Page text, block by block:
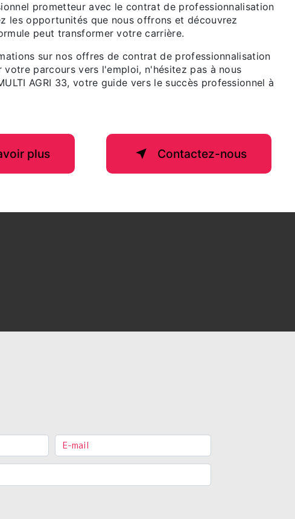
prometteur avec le contrat de professionnalisation
les opportunités que nous offrons et découvrez
peut transformer votre carrière.
sur nos offres de contrat de professionnalisation
votre parcours vers l'emploi, n'hésitez pas à nous
AGRI 33, votre guide vers le succès professionnel à
plus Contactez-nous